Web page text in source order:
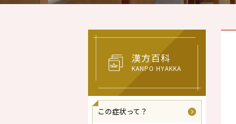
漢方百科
KANPO HYAKKA
この症状って？